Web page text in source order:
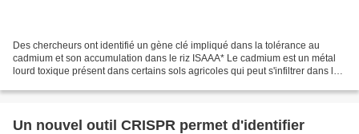
Des chercheurs ont identifié un gène clé impliqué dans la tolérance au
cadmium et son accumulation dans le riz ISAAA* Le cadmium est un métal
lourd toxique présent dans certains sols agricoles qui peut s'infiltrer dans les
Un nouvel outil CRISPR permet d'identifier